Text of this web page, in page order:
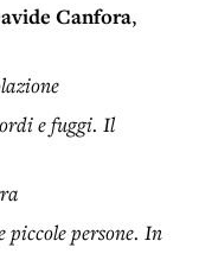
Canfora,
e fuggi. Il
piccole persone. In